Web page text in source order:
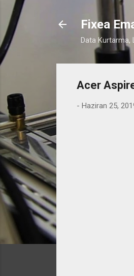
Fixea
Data Kurtarma,
Acer
- Haziran 25,